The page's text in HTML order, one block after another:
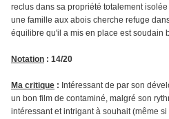
reclus dans sa propriété totalement
une famille aux abois cherche refuge
équilibre qu'il a mis en place est soudain
Notation : 14/20
Ma critique : Intéressant de par son
un bon film de contaminé, malgré son
intéressant et intrigant à souhait (même